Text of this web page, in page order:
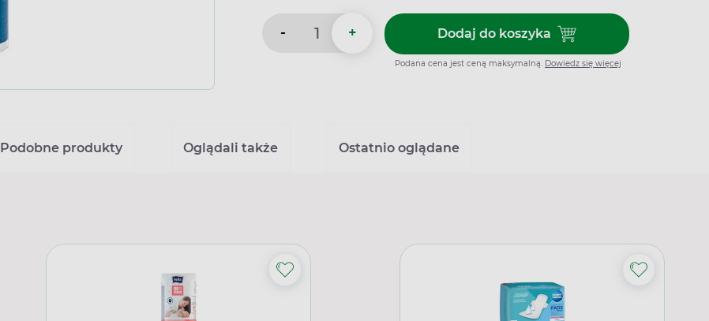
- + Dodaj do koszykaDodaj do koszyka Ginexid,
Podana cena jest ceną maksymalną. Dowiedz się więcej
Podobne produkty Oglądali także Ostatnio oglądane